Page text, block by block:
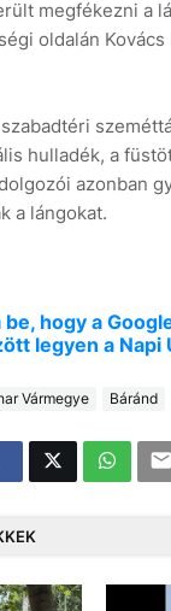
megfékezni a
oldalán Kovács
hulladék, a
azonban
a lángokat.
be, hogy a
legyen a Napi
Vármegye Báránd